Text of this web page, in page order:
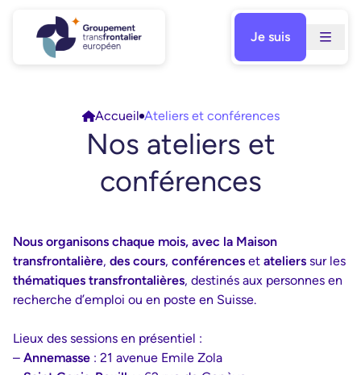
Je suis
Accueil Ateliers et conférences
Nos ateliers et
conférences
Nous organisons chaque mois, avec la Maison
transfrontalière, des cours, conférences et ateliers sur les
thématiques transfrontalières, destinés aux personnes en
recherche d’emploi ou en poste en Suisse.
Lieux des sessions en présentiel :
– Annemasse : 21 avenue Emile Zola
Réservé adhérants
Ouvert à tous
Recherche d’emploi (7)
Droit social / Juridique(2)
Impôts(1)
Retraite(1)
Type d'atelier
Webinaire(9)
Je cherche un travail en Suisse (8)
Je suis bientôt à la retraite (3)
Ville Annemasse(1)